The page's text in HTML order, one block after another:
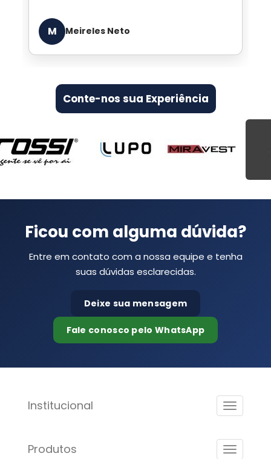
E Edgar de Arruda Lara
Conte-nos sua Experiência
Ficou com alguma dúvida?
Entre em contato com a nossa equipe e tenha
suas dúvidas esclarecidas.
Deixe sua mensagem
Fale conosco pelo WhatsApp
Institucional
Produtos